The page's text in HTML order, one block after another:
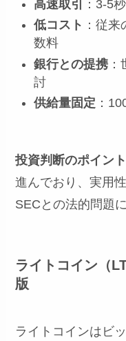
高速取引
：3-5
低コスト ：従
数料
銀行との提携
討
供給量固定 ：
投資判断のポイント
進んでおり、実用
SECとの法的問題
ライトコイン（
版
ライトコインはビ